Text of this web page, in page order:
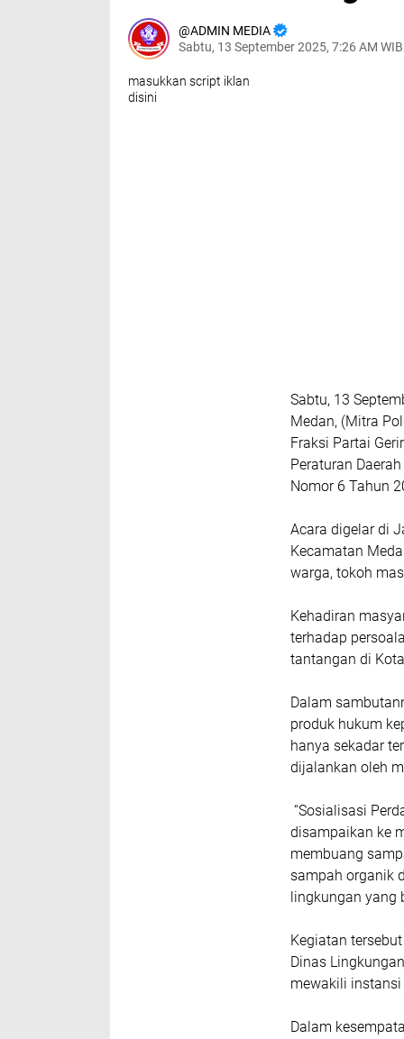
ADMIN MEDIA
Sabtu, 13 September 2025, 7:26 AM WIB
masukkan script iklan
disini
Sabtu, 13
Medan, (Mitra
Fraksi Partai
Peraturan
Nomor 6 Tahun
Acara digelar di
Kecamatan
warga, tokoh
Kehadiran
terhadap
tantangan di
Dalam
produk hukum
hanya sekadar
dijalankan oleh
“Sosialisasi
disampaikan ke
membuang
sampah organik
lingkungan yang
Kegiatan
Dinas
mewakili instansi
Dalam